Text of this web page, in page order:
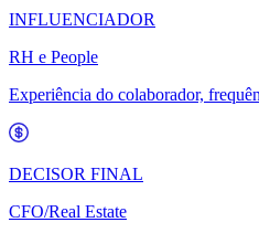
INFLUENCIADOR
RH e People
Experiência do colaborador,
DECISOR FINAL
CFO/Real Estate